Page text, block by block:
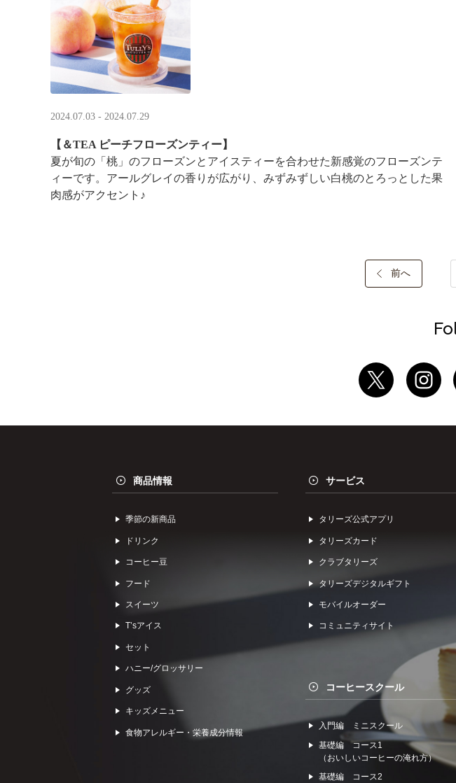
2024.07.03 - 2024.07.29
【＆TEA ピーチフローズンティー】
夏が旬の「桃」のフローズンとアイスティーを合わせた新感覚のフローズンテ
ィーです。アールグレイの香りが広がり、みずみずしい白桃のとろっとした果
肉感がアクセント♪
前へ
商品情報
季節の新商品
ドリンク
コーヒー⾖
フード
スイーツ
Tʼsアイス
セット
ハニー/グロッサリー
グッズ
キッズメニュー
食物アレルギー・栄養成分情報
サービス
タリーズ公式アプリ
タリーズカード
クラブタリーズ
タリーズデジタルギフト
モバイルオーダー
コミュニティサイト
コーヒースクール
入門編 ミニスクール
基礎編 コース1
（おいしいコーヒーの淹れ方）
基礎編 コース2